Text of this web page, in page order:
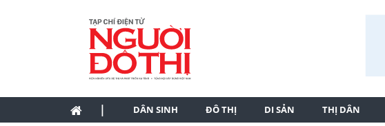
| DÂN SINH ĐÔ THỊ DI SẢN THỊ DÂN